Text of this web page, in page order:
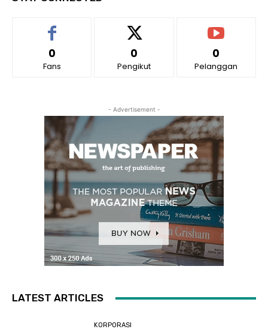
0
Fans
0
Pengikut
0
Pelanggan
- Advertisement -
LATEST ARTICLES
KORPORASI